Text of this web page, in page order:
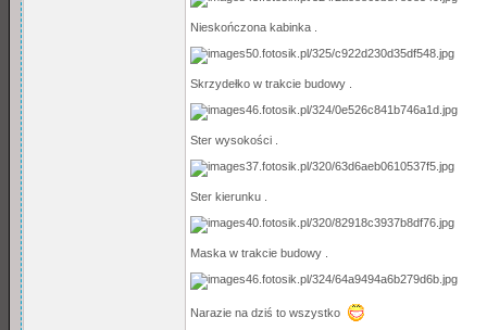
Nieskończona kabinka .
Skrzydełko w trakcie budowy .
Ster wysokości .
Ster kierunku .
Maska w trakcie budowy .
Narazie na dziś to wszystko